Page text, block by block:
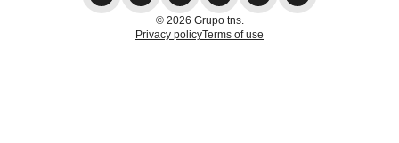
© 2026 Grupo tns.
Privacy policyTerms of use